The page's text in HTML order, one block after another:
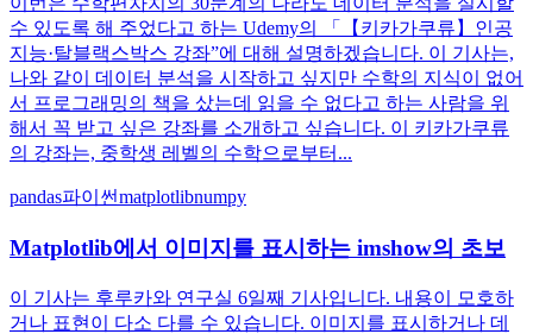
수 있도록 해 주었다고 하는 Udemy의 「【키카가쿠류】인공
지능·탈블랙스박스 강좌”에 대해 설명하겠습니다. 이 기사는,
나와 같이 데이터 분석을 시작하고 싶지만 수학의 지식이 없어
서 프로그래밍의 책을 샀는데 읽을 수 없다고 하는 사람을 위
해서 꼭 받고 싶은 강좌를 소개하고 싶습니다. 이 키카가쿠류
의 강좌는, 중학생 레벨의 수학으로부터...
pandas파이썬matplotlibnumpy
Matplotlib에서 이미지를 표시하는 imshow의 초보
이 기사는 후루카와 연구실 6일째 기사입니다. 내용이 모호하
거나 표현이 다소 다를 수 있습니다. 이미지를 표시하거나 데